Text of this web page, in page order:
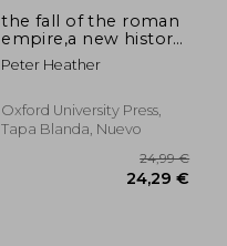
the fall of the roman
empire,a new history
of rome and the
barbarians (en Inglés)
Peter Heather
Oxford University Press,
Tapa Blanda, Nuevo